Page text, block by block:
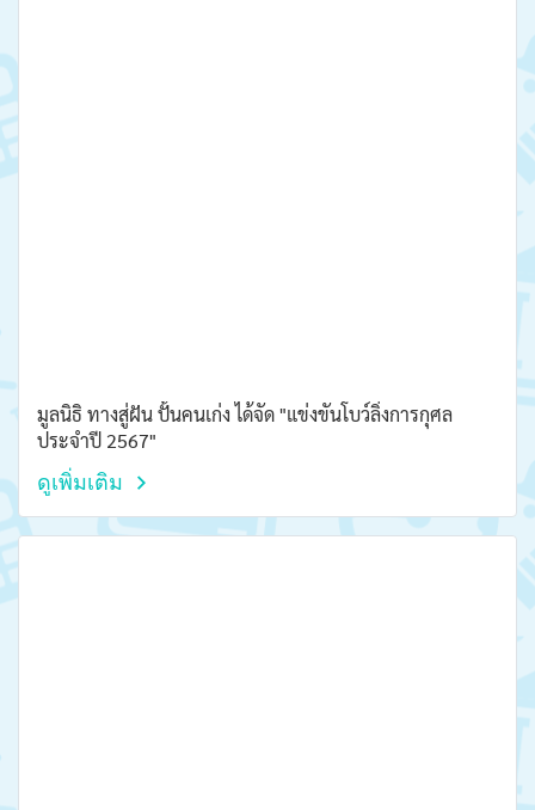
มูลนิธิ ทางสู่ฝัน ปั้นคนเก่ง ได้จัด "แข่งขันโบว์ลิ่งการกุศล
ประจำปี 2567"
ดูเพิ่มเติม